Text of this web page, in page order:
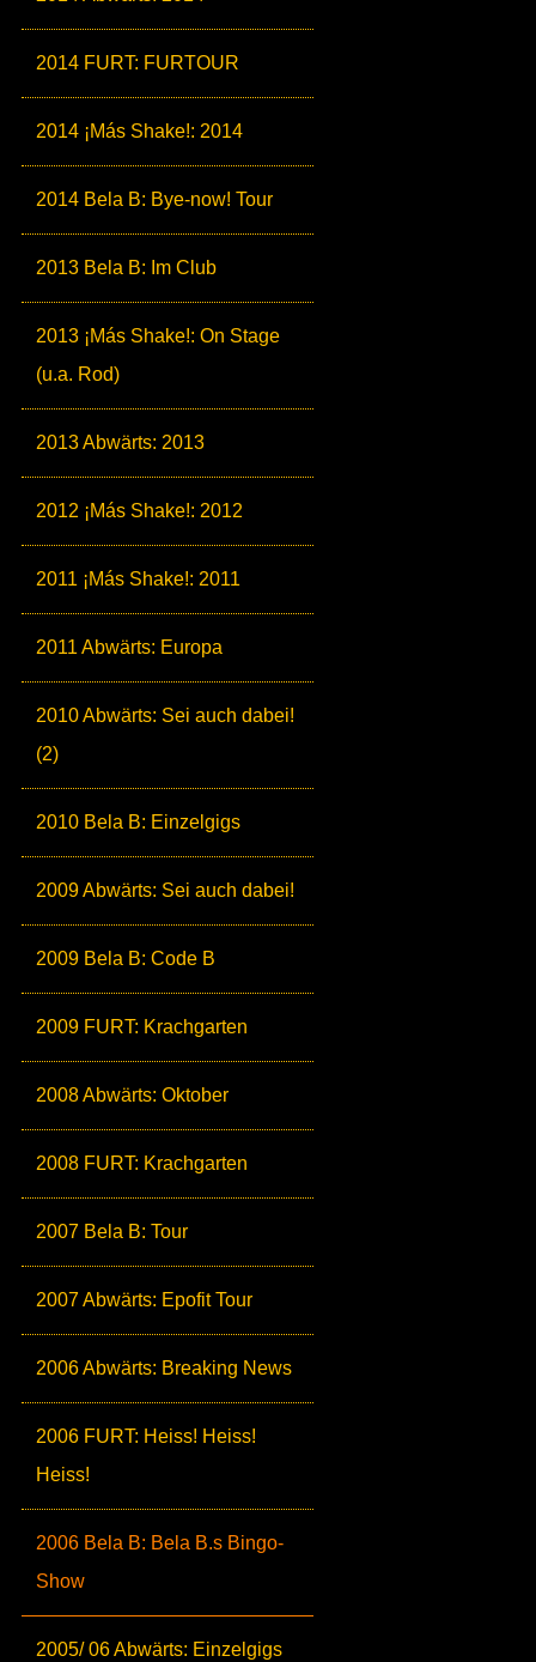
2014 FURT: FURTOUR
2014 ¡Más Shake!: 2014
2014 Bela B: Bye-now! Tour
2013 Bela B: Im Club
2013 ¡Más Shake!: On Stage
(u.a. Rod)
2013 Abwärts: 2013
2012 ¡Más Shake!: 2012
2011 ¡Más Shake!: 2011
2011 Abwärts: Europa
2010 Abwärts: Sei auch dabei!
(2)
2010 Bela B: Einzelgigs
2009 Abwärts: Sei auch dabei!
2009 Bela B: Code B
2009 FURT: Krachgarten
2008 Abwärts: Oktober
2008 FURT: Krachgarten
2007 Bela B: Tour
2007 Abwärts: Epofit Tour
2006 Abwärts: Breaking News
2006 FURT: Heiss! Heiss!
Heiss!
2006 Bela B: Bela B.s Bingo-
Show
2005/ 06 Abwärts: Einzelgigs